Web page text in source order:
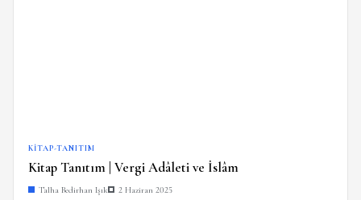
KITAP-TANITIM
Kitap Tanıtım | Vergi Adâleti ve İslâm
Talha Bedirhan Işık 2 Haziran 2025